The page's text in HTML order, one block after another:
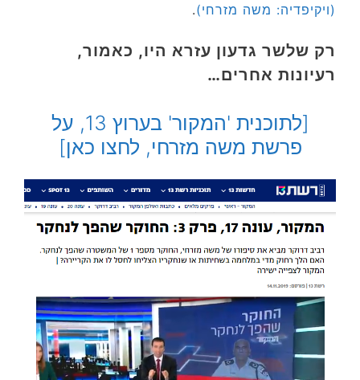
(ויקיפדיה: משה מזרחי).
רק שלשר גדעון עזרא היו, כאמור,
רעיונות אחרים…
[לתוכנית 'המקור' בערוץ 13, על
פרשת משה מזרחי, לחצו כאן]